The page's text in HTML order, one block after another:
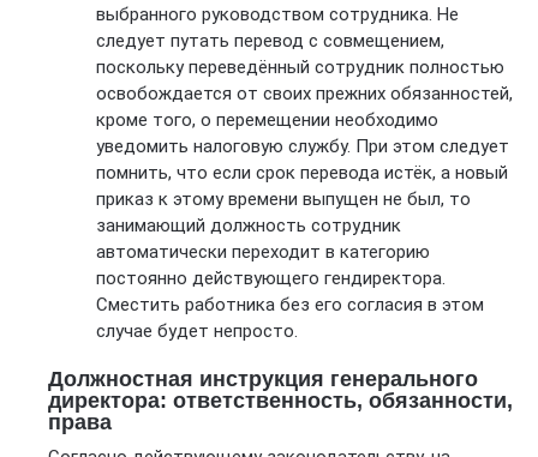
выбранного руководством сотрудника. Не
следует путать перевод с совмещением,
поскольку переведённый сотрудник полностью
освобождается от своих прежних обязанностей,
кроме того, о перемещении необходимо
уведомить налоговую службу. При этом следует
помнить, что если срок перевода истёк, а новый
приказ к этому времени выпущен не был, то
занимающий должность сотрудник
автоматически переходит в категорию
постоянно действующего гендиректора.
Сместить работника без его согласия в этом
случае будет непросто.
Должностная инструкция генерального
директора: ответственность, обязанности,
права